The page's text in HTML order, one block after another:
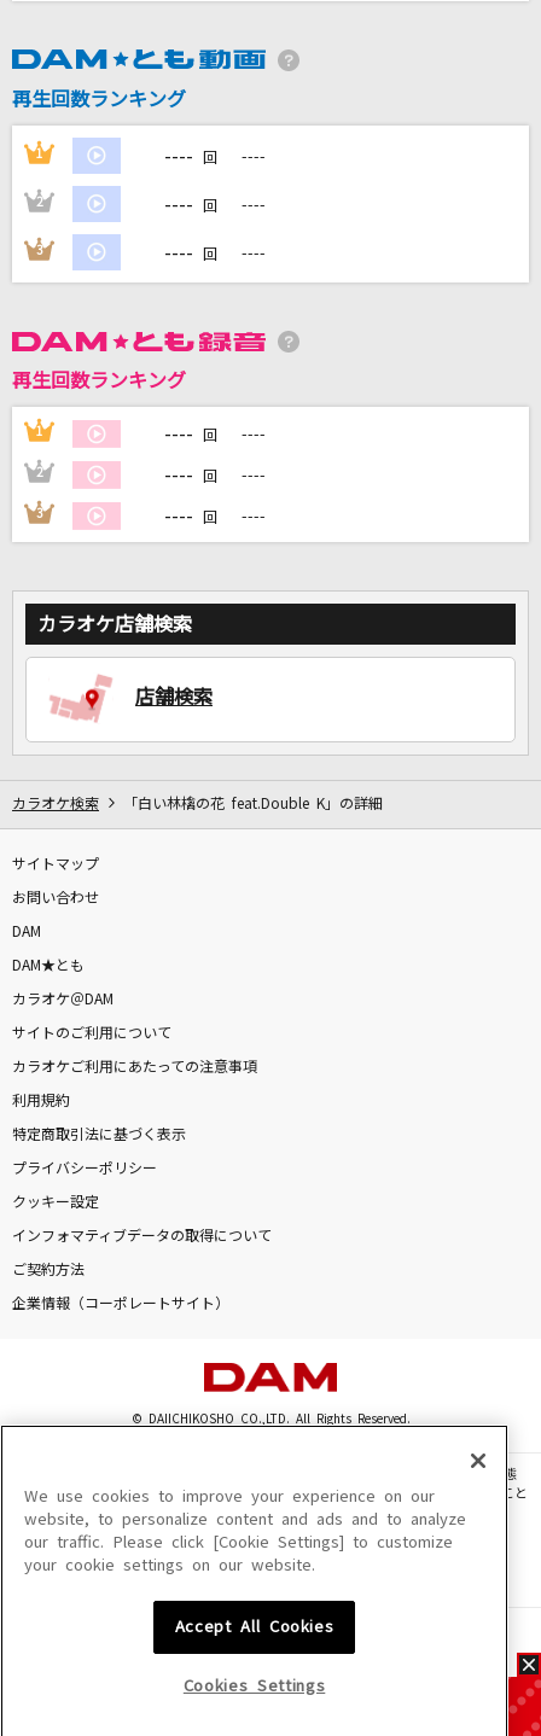
とくべチュ、して
＝LOVE
[生音]くちびるNetwork
クランベリーとパンケーキ
米津玄師
First Christmas feat. JUNON (BE:FIRST)
[生音]乙女どもよ。
カラオケ最新情報をチェック！
DAMに会員登録・ログインして
再生回数ランキング
1 ---- 回 ----
2 ---- 回 ----
3 ---- 回 ----
再生回数ランキング
1 ---- 回 ----
2 ---- 回 ----
3 ---- 回 ----
カラオケ店舗検索
店舗検索
カラオケ検索 「白い林檎の花 feat.Double K」の詳細
サイトマップ
お問い合わせ
DAM
DAM★とも
カラオケ＠DAM
サイトのご利用について
カラオケご利用にあたっての注意事項
利用規約
特定商取引法に基づく表示
プライバシーポリシー
クッキー設定
インフォマティブデータの取得について
ご契約方法
企業情報（コーポレートサイト）
© DAIICHIKOSHO CO.,LTD. All Rights Reserved.
このサイトに掲載されている一切の文章・画像・写真・動画・音声等を、手段や形態
を問わず、著作権法の定める範囲を超えて無断で複製、転載、ファイル化などすること
を禁じます。
楽曲及びコンテンツは、機種によりご利用いただけない場合があります。
楽曲及びコンテンツの配信日、配信内容が変更になる場合があります。
We use cookies to improve your experience on our
website, to personalize content and ads and to analyze
our traffic. Please click [Cookie Settings] to customize
your cookie settings on our website.
Accept All Cookies
Cookies Settings